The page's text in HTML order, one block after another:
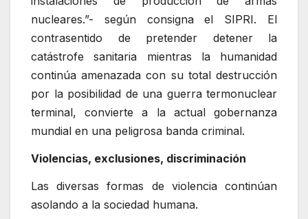
nucleares.”- según consigna el SIPRI. El
contrasentido de pretender detener la
catástrofe sanitaria mientras la humanidad
continúa amenazada con su total destrucción
por la posibilidad de una guerra termonuclear
terminal, convierte a la actual gobernanza
mundial en una peligrosa banda criminal.
Violencias, exclusiones, discriminación
Las diversas formas de violencia continúan
asolando a la sociedad humana.